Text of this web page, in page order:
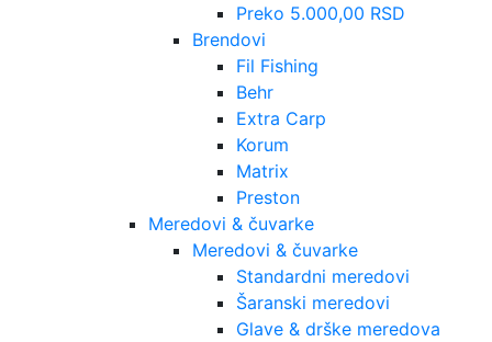
Preko 5.000,00 RSD
Brendovi
Fil Fishing
Behr
Extra Carp
Korum
Matrix
Preston
Meredovi & čuvarke
Meredovi & čuvarke
Standardni meredovi
Šaranski meredovi
Glave & drške meredova